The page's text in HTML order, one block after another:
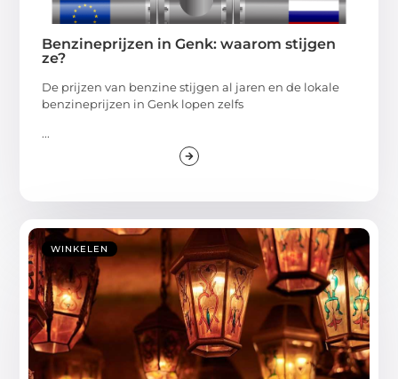
Benzineprijzen in Genk: waarom stijgen
ze?
De prijzen van benzine stijgen al jaren en de lokale
benzineprijzen in Genk lopen zelfs
...
WINKELEN